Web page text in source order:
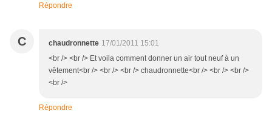
Répondre
C chaudronnette 17/01/2011 15:01
<br /> <br /> Et voila comment donner un air tout neuf à un
vêtement<br /> <br /> <br /> chaudronnette<br /> <br /> <br />
<br />
Répondre